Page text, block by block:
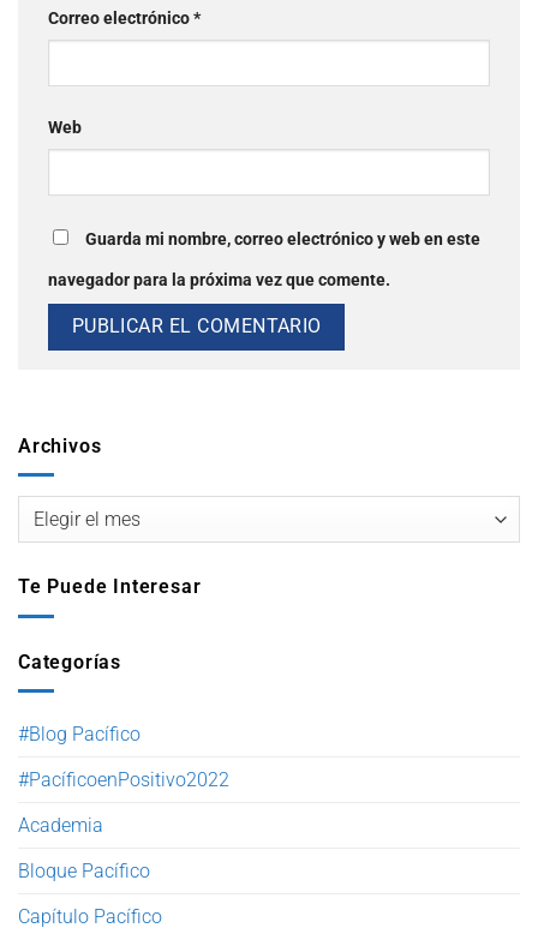
Archivos
Te Puede Interesar
Categorías
#Blog Pacífico
#PacíficoenPositivo2022
Academia
Bloque Pacífico
Capítulo Pacífico
Correo electrónico*
Web
Guarda mi nombre, correo electrónico y web en este
navegador para la próxima vez que comente.